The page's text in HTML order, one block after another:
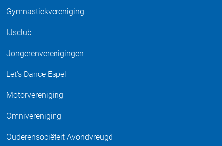
Gymnastiekvereniging
IJsclub
Jongerenverenigingen
Let’s Dance Espel
Motorvereniging
Omnivereniging
Ouderensociëteit Avondvreugd